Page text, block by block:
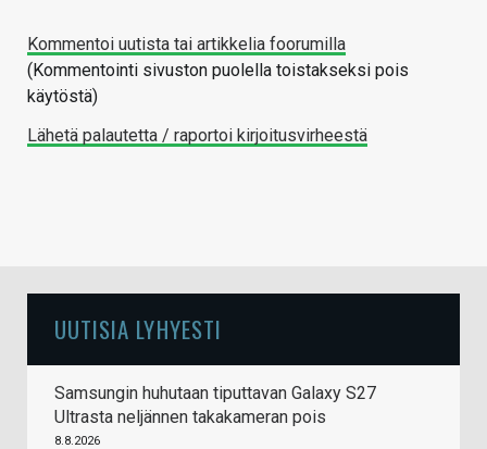
Kommentoi uutista tai artikkelia foorumilla
(Kommentointi sivuston puolella toistakseksi pois
käytöstä)
Lähetä palautetta / raportoi kirjoitusvirheestä
UUTISIA LYHYESTI
Samsungin huhutaan tiputtavan Galaxy S27
Ultrasta neljännen takakameran pois
8.8.2026